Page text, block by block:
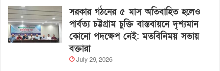
সরকার গঠনের ৫ মাস অতিবাহিত হলেও
পার্বত্য চট্টগ্রাম চুক্তি বাস্তবায়নে দৃশ্যমান
কোনো পদক্ষেপ নেই: মতবিনিময় সভায়
বক্তারা
July 29, 2026